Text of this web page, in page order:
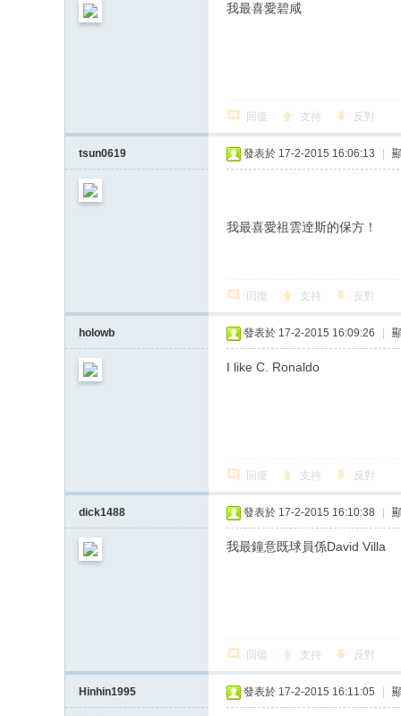
我最喜愛碧咸
回復 支持 反對
tsun0619 發表於 17-2-2015 16:06:13
我最喜愛祖雲逹斯的保方！
回復 支持 反對
holowb 發表於 17-2-2015 16:09:26
I like C. Ronaldo
回復 支持 反對
dick1488 發表於 17-2-2015 16:10:38
我最鐘意既球員係David Villa
回復 支持 反對
Hinhin1995 發表於 17-2-2015 16:11:05